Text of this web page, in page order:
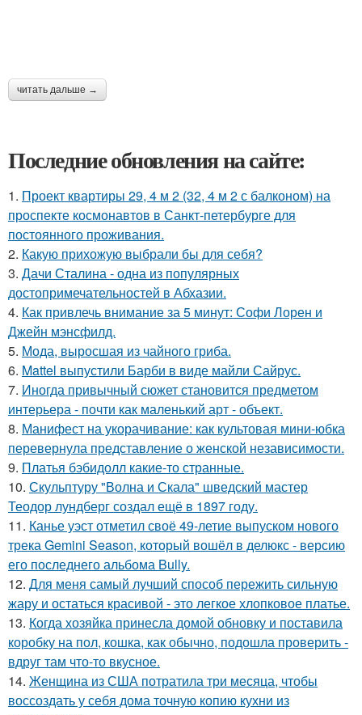
читать дальше →
Последние обновления на сайте:
1. Проект квартиры 29, 4 м 2 (32, 4 м 2 с балконом) на
проспекте космонавтов в Санкт-петербурге для
постоянного проживания.
2. Какую прихожую выбрали бы для себя?
3. Дачи Сталина - одна из популярных
достопримечательностей в Абхазии.
4. Как привлечь внимание за 5 минут: Софи Лорен и
Джейн мэнсфилд.
5. Мода, выросшая из чайного гриба.
6. Mattel выпустили Барби в виде майли Сайрус.
7. Иногда привычный сюжет становится предметом
интерьера - почти как маленький арт - объект.
8. Манифест на укорачивание: как культовая мини-юбка
перевернула представление о женской независимости.
9. Платья бэбидолл какие-то странные.
10. Скульптуру "Волна и Скала" шведский мастер
Теодор лундберг создал ещё в 1897 году.
11. Канье уэст отметил своё 49-летие выпуском нового
трека Gemini Season, который вошёл в делюкс - версию
его последнего альбома Bully.
12. Для меня самый лучший способ пережить сильную
жару и остаться красивой - это легкое хлопковое платье.
13. Когда хозяйка принесла домой обновку и поставила
коробку на пол, кошка, как обычно, подошла проверить -
вдруг там что-то вкусное.
14. Женщина из США потратила три месяца, чтобы
воссоздать у себя дома точную копию кухни из